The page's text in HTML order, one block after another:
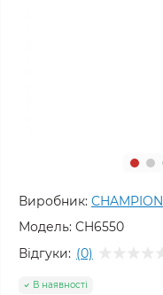
Виробник: CHAMPION
Модель: CH6550
Відгуки: (0)
В наявності